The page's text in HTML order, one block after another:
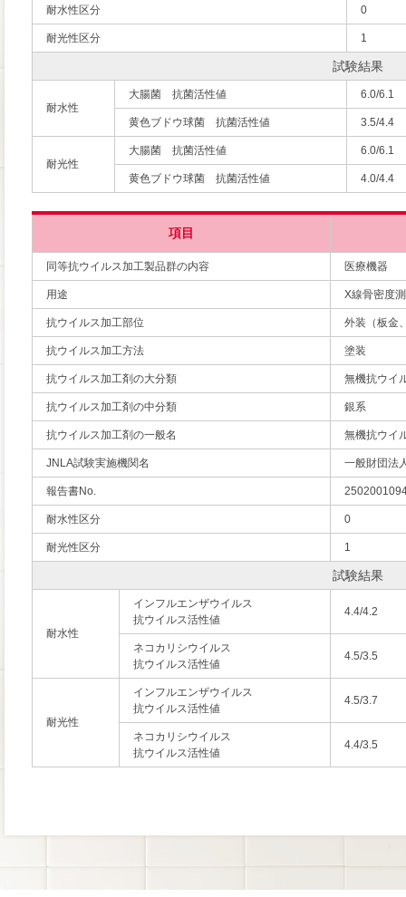
耐水性区分 0
耐光性区分 1
試験結果
耐水性
大腸菌 抗菌活性値 6.0/6.1
黄色ブドウ球菌 抗菌活性値 3.5/4.4
耐光性
大腸菌 抗菌活性値 6.0/6.1
黄色ブドウ球菌 抗菌活性値 4.0/4.4
項目
同等抗ウイルス加工製品群の内容 医療機器
用途 X線骨密度
抗ウイルス加工部位 外装（板金
抗ウイルス加工方法 塗装
抗ウイルス加工剤の大分類 無機抗ウイ
抗ウイルス加工剤の中分類 銀系
抗ウイルス加工剤の一般名 無機抗ウイ
JNLA試験実施機関名 一般財団法
報告書No.
耐水性区分 0
耐光性区分 1
試験結果
耐水性
インフルエンザウイルス
抗ウイルス活性値
4.4/4.2
ネコカリシウイルス
抗ウイルス活性値
4.5/3.5
耐光性
インフルエンザウイルス
抗ウイルス活性値
4.5/3.7
ネコカリシウイルス
抗ウイルス活性値
4.4/3.5